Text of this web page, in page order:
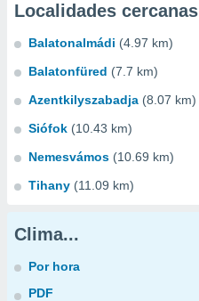
Localidades cercanas
Balatonalmádi (4.97 km)
Balatonfüred (7.7 km)
Azentkilyszabadja (8.07 km)
Siófok (10.43 km)
Nemesvámos (10.69 km)
Tihany (11.09 km)
Clima...
Por hora
PDF